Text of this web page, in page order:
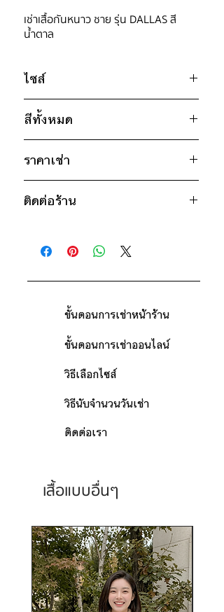
เช่าเสื้อกันหนาว ชาย รุ่น DALLAS สี
น้ำตาล
ไซส์
ไซส์ : 11XL
อก 64" / เอว 64" / สะโพก 64" /
ไหล่กว้าง 27" / วงแขน 30" / ยาว
35"
สีทั้งหมด
ราคาเช่า
วันคืน)
ติดต่อร้านเพื่อสอบถามราคา
ติดต่อร้าน
ดูแผนที่ร้าน
ขั้นตอนการเช่าหน้าร้าน
ขั้นตอนการเช่าออนไลน์
วิธีเลือกไซส์
วิธีนับจำนวนวันเช่า
ติดต่อเรา
เสื้อแบบอื่นๆ